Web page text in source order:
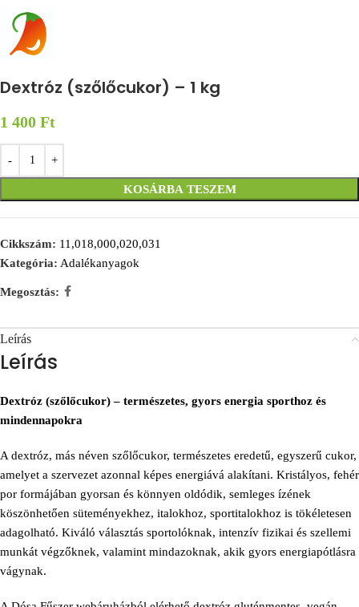
Dextróz (szőlőcukor) – 1 kg
1 400 Ft
KOSÁRBA TESZEM
Cikkszám: 11,018,000,020,031
Kategória: Adalékanyagok
Megosztás:
Leírás
Leírás
Dextróz (szőlőcukor) – természetes, gyors energia sporthoz és
mindennapokra
A dextróz, más néven szőlőcukor, természetes eredetű, egyszerű cukor,
amelyet a szervezet azonnal képes energiává alakítani. Kristályos, fehér
por formájában gyorsan és könnyen oldódik, semleges ízének
köszönhetően süteményekhez, italokhoz, sportitalokhoz is tökéletesen
adagolható. Kiváló választás sportolóknak, intenzív fizikai és szellemi
munkát végzőknek, valamint mindazoknak, akik gyors energiapótlásra
vágynak.